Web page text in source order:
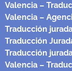
Valencia –
Valencia –
Traducción
Traducción
Traducción
Valencia –